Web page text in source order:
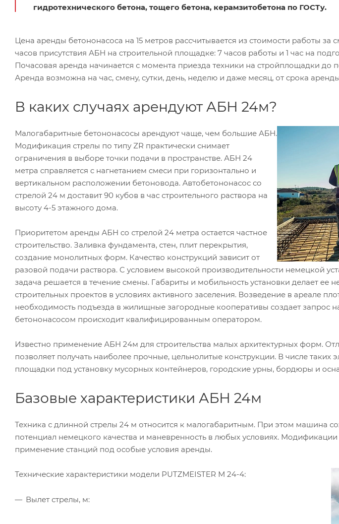
гидротехнического бетона, тощего бетона, керамзитобетона по ГОСТу.
Цена аренды бетононасоса на 15 метров рассчитывается из стоимости работы за
часов присутствия АБН на строительной площадке: 7 часов работы и 1 час на
Почасовая аренда начинается с момента приезда техники на стройплощадки до
Аренда возможна на час, смену, сутки, день, неделю и даже месяц, от срока
В каких случаях арендуют АБН 24м?
Малогабаритные бетононасосы арендуют чаще, чем большие АБН.
Модификация стрелы по типу ZR практически снимает
ограничения в выборе точки подачи в пространстве. АБН 24
метра справляется с нагнетанием смеси при горизонтально и
вертикальном расположении бетоновода. Автобетононасос со
стрелой 24 м доставит 90 кубов в час строительного раствора на
высоту 4-5 этажного дома.
Приоритетом аренды АБН со стрелой 24 метра остается частное
строительство. Заливка фундамента, стен, плит перекрытия,
создание монолитных форм. Качество конструкций зависит от
разовой подачи раствора. С условием высокой производительности немецкой
задача решается в течение смены. Габариты и мобильность установки делает
строительных проектов в условиях активного заселения. Возведение в ареале
необходимость подъезда в жилищные загородные кооперативы создает запрос
бетононасосом происходит квалифицированным оператором.
Известно применение АБН 24м для строительства малых архитектурных форм.
позволяет получать наиболее прочные, цельнолитые конструкции. В числе таких
площадки под установку мусорных контейнеров, городские урны, бордюры и
Базовые характеристики АБН 24м
Техника с длинной стрелы 24 м относится к малогабаритным. При этом машина
потенциал немецкого качества и маневренность в любых условиях.
применение станций под особые условия аренды.
Технические характеристики модели PUTZMEISTER M 24-4:
Вылет стрелы, м: